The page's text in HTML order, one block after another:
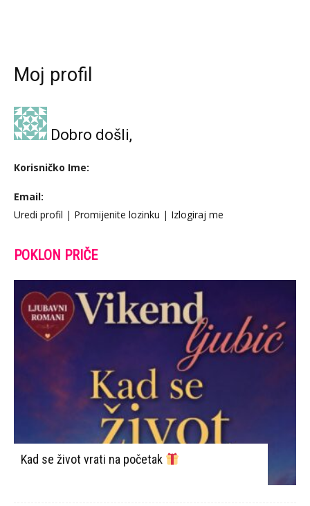
Moj profil
Dobro došli,
Korisničko Ime:
Email:
Uredi profil | Promijenite lozinku | Izlogiraj me
POKLON PRIČE
Kad se život vrati na početak